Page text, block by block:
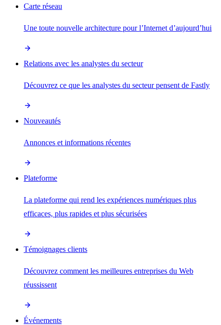
Carte réseau
Une toute nouvelle architecture pour l’Internet d’aujourd’hui
Relations avec les analystes du secteur
Découvrez ce que les analystes du secteur pensent de Fastly
Nouveautés
Annonces et informations récentes
Plateforme
La plateforme qui rend les expériences numériques plus
efficaces, plus rapides et plus sécurisées
Témoignages clients
Découvrez comment les meilleures entreprises du Web
réussissent
Événements